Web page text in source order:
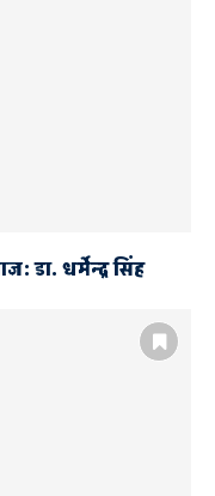
डा. धर्मेन्द्र सिंह